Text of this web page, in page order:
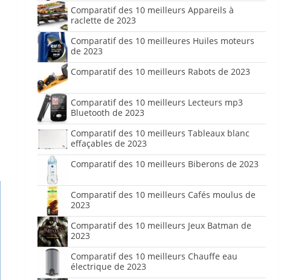
Comparatif des 10 meilleurs Appareils à
raclette de 2023
Comparatif des 10 meilleures Huiles moteurs
de 2023
Comparatif des 10 meilleurs Rabots de 2023
Comparatif des 10 meilleurs Lecteurs mp3
Bluetooth de 2023
Comparatif des 10 meilleurs Tableaux blanc
effaçables de 2023
Comparatif des 10 meilleurs Biberons de 2023
Comparatif des 10 meilleurs Cafés moulus de
2023
Comparatif des 10 meilleurs Jeux Batman de
2023
Comparatif des 10 meilleurs Chauffe eau
électrique de 2023